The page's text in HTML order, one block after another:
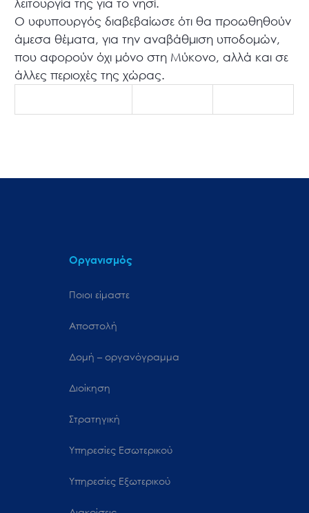
Ο υφυπουργός διαβεβαίωσε ότι θα προωθηθούν
άμεσα θέματα, για την αναβάθμιση υποδομών,
που αφορούν όχι μόνο στη Μύκονο, αλλά και σε
άλλες περιοχές της χώρας.
Οργανισμός
Ποιοι είμαστε
Αποστολή
Δομή – οργανόγραμμα
Διοίκηση
Στρατηγική
Υπηρεσίες Εσωτερικού
Υπηρεσίες Εξωτερικού